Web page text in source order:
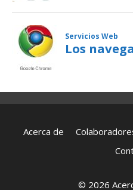
Acerca de
© 2026